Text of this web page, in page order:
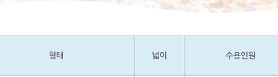
형태 넓이 수용인원